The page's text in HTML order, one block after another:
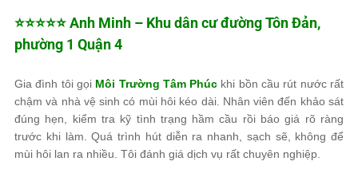
⭐⭐⭐⭐⭐ Anh Minh – Khu dân cư đường Tôn Đản,
phường 1 Quận 4
Gia đình tôi gọi Môi Trường Tâm Phúc khi bồn cầu rút nước rất
chậm và nhà vệ sinh có mùi hôi kéo dài. Nhân viên đến khảo sát
đúng hẹn, kiểm tra kỹ tình trạng hầm cầu rồi báo giá rõ ràng
trước khi làm. Quá trình hút diễn ra nhanh, sạch sẽ, không để
mùi hôi lan ra nhiều. Tôi đánh giá dịch vụ rất chuyên nghiệp.